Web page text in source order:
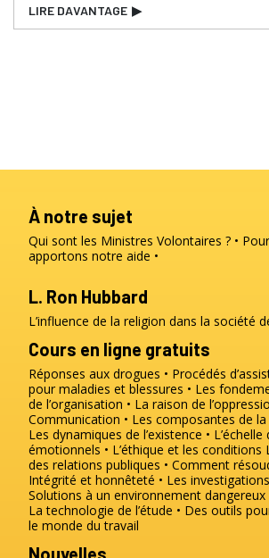
LIRE DAVANTAGE ▶
À notre sujet
Qui sont les Ministres Volontaires ?
apportons notre aide
L. Ron Hubbard
L’influence de la religion dans la société
Cours en ligne gratuits
Réponses aux drogues
Procédés
pour maladies et blessures
Les
de l’organisation
La raison de
Communication
Les composantes de
Les dynamiques de l’existence
émotionnels
L’éthique et les conditions
des relations publiques
Comment
Intégrité et honnêteté
Les investigations
Solutions à un environnement dangereux
La technologie de l’étude
Des outils
le monde du travail